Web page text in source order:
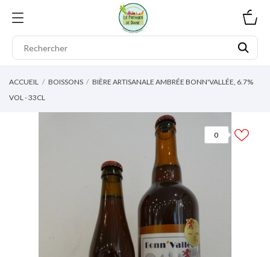
ACCUEIL BOISSONS
BIÈRE ARTISANALE AMBRÉE BONN'VALLÉE, 6.7%
VOL - 33CL
0